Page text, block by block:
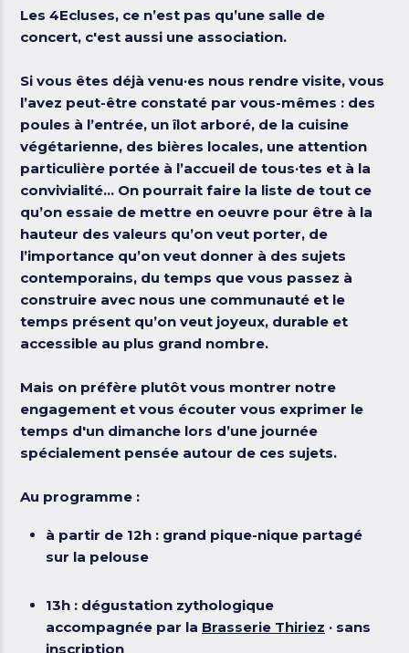
Les 4Ecluses, ce n’est pas qu’une salle de
concert, c'est aussi une association.
Si vous êtes déjà venu·es nous rendre visite, vous
l’avez peut-être constaté par vous-mêmes : des
poules à l’entrée, un îlot arboré, de la cuisine
végétarienne, des bières locales, une attention
particulière portée à l’accueil de tous·tes et à la
convivialité... On pourrait faire la liste de tout ce
qu’on essaie de mettre en oeuvre pour être à la
hauteur des valeurs qu’on veut porter, de
l’importance qu’on veut donner à des sujets
contemporains, du temps que vous passez à
construire avec nous une communauté et le
temps présent qu’on veut joyeux, durable et
accessible au plus grand nombre.
Mais on préfère plutôtvous montrer notre
engagement etvous écouter vous exprimer le
temps d'un dimanche lors d’une journée
spécialement pensée autour de ces sujets.
Au programme :
à partir de 12h : grand pique-nique partagé
sur la pelouse
13h : dégustation zythologique
accompagnée par la Brasserie Thiriez · sans
inscription